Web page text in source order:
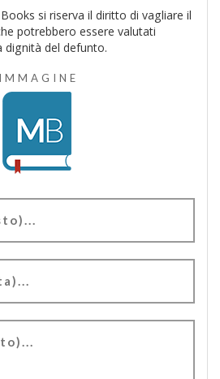
si riserva il diritto di vagliare il
potrebbero essere valutati
dignità del defunto.
IMMAGINE